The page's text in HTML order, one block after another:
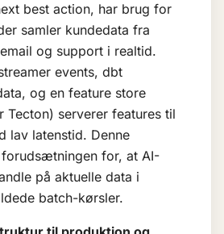
best action, har brug for
samler kundedata fra
og support i realtid.
events, dbt
og en feature store
Tecton) serverer features til
lav latenstid. Denne
for, at AI-
på aktuelle data i
batch-kørsler.